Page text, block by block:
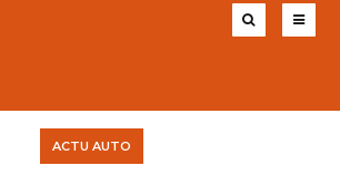
ACTU AUTO